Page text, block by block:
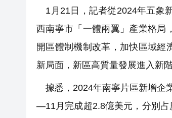
1月21日，記者從2024年五象
西南寧市「一體兩翼」產業格局
開區體制機制改革，加快區域經
新局面，新區高質量發展進入新階
據悉，2024年南寧片區新增企
—11月完成超2.8億美元，分別占